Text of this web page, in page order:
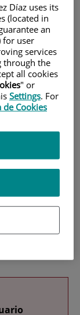
Díaz uses its
(located in
an
for user
services
through the
all cookies
" or
Settings. For
de Cookies